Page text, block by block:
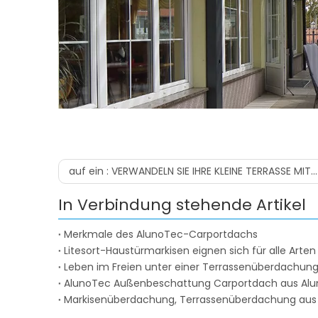
auf ein : VERWANDELN SIE IHRE KLEINE TERRASSE MIT EINER PERGOLA
In Verbindung stehende Artikel
Merkmale des AlunoTec-Carportdachs
Litesort-Haustürmarkisen eignen sich für alle
Leben im Freien unter einer
AlunoTec Außenbeschattung Carportdach aus
Markisenüberdachung, Terrassenüberdachung